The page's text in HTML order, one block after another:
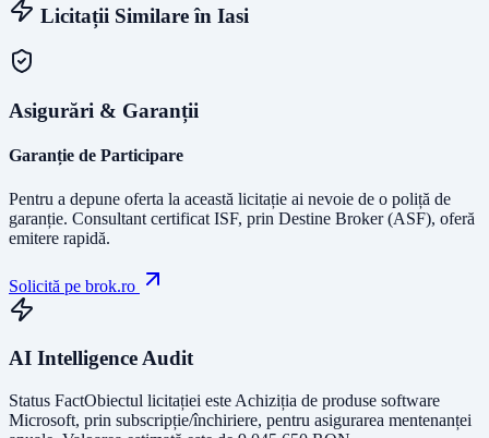
Licitații Similare în Iasi
Asigurări & Garanții
Garanție de Participare
Pentru a depune oferta la această licitație ai nevoie de o poliță de
garanție. Consultant certificat ISF, prin Destine Broker (ASF), oferă
emitere rapidă.
Solicită pe brok.ro
AI Intelligence Audit
Status FactObiectul licitației este Achiziția de produse software
Microsoft, prin subscripție/închiriere, pentru asigurarea mentenanței